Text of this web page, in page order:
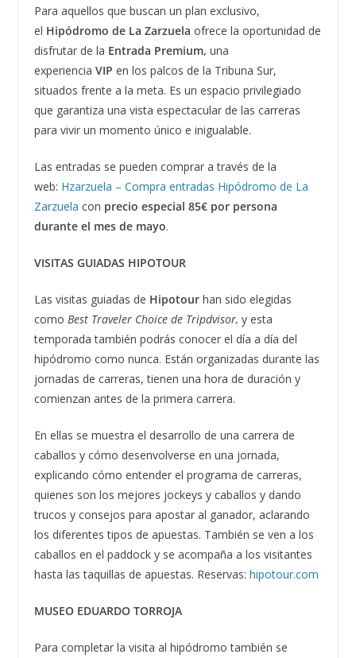
Para aquellos que buscan un plan exclusivo,
el Hipódromo de La Zarzuela ofrece la oportunidad de
disfrutar de la Entrada Premium, una
experiencia VIP en los palcos de la Tribuna Sur,
situados frente a la meta. Es un espacio privilegiado
que garantiza una vista espectacular de las carreras
para vivir un momento único e inigualable.
Las entradas se pueden comprar a través de la
web: Hzarzuela – Compra entradas Hipódromo de La
Zarzuela con precio especial 85€ por persona
durante el mes de mayo.
VISITAS GUIADAS HIPOTOUR
Las visitas guiadas de Hipotourhan sido elegidas
como Best Traveler Choice de Tripdvisor, y esta
temporada también podrás conocer el día a día del
hipódromo como nunca. Están organizadas durante las
jornadas de carreras, tienen una hora de duración y
comienzan antes de la primera carrera.
En ellas se muestra el desarrollo de una carrera de
caballos y cómo desenvolverse en una jornada,
explicando cómo entender el programa de carreras,
quienes son los mejores jockeys y caballos y dando
trucos y consejos para apostar al ganador, aclarando
los diferentes tipos de apuestas. También se ven a los
caballos en el paddock y se acompaña a los visitantes
hasta las taquillas de apuestas. Reservas: hipotour.com
MUSEO EDUARDO TORROJA
Para completar la visita al hipódromo también se